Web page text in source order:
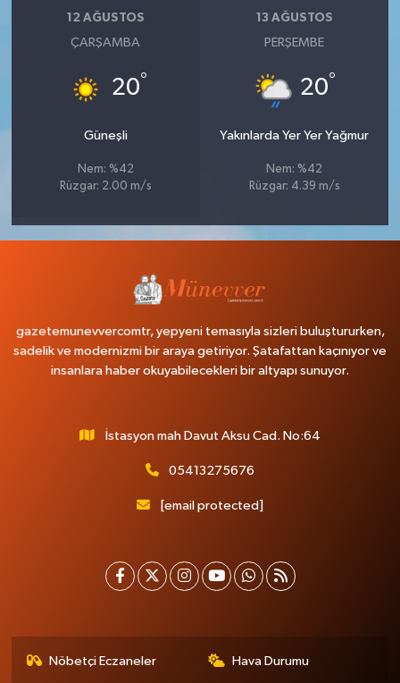
12 AĞUSTOS
ÇARŞAMBA
20°
Güneşli
Nem: %42
Rüzgar: 2.00 m/s
13 AĞUSTOS
PERŞEMBE
20°
Yakınlarda Yer Yer Yağmur
Nem: %42
Rüzgar: 4.39 m/s
gazetemunevvercomtr, yepyeni temasıyla sizleri buluştururken,
sadelik ve modernizmi bir araya getiriyor. Şatafattan kaçınıyor ve
insanlara haber okuyabilecekleri bir altyapı sunuyor.
İstasyon mah Davut Aksu Cad. No:64
05413275676
[email protected]
Nöbetçi Eczaneler Hava Durumu